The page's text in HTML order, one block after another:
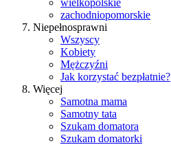
wielkopolskie
zachodniopomorskie
Niepełnosprawni
Wszyscy
Kobiety
Mężczyźni
Jak korzystać bezpłatnie?
Więcej
Samotna mama
Samotny tata
Szukam domatora
Szukam domatorki